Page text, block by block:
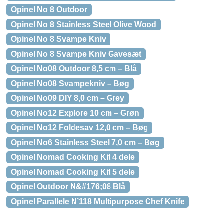
Opinel No 8 Outdoor
Opinel No 8 Stainless Steel Olive Wood
Opinel No 8 Svampe Kniv
Opinel No 8 Svampe Kniv Gavesæt
Opinel No08 Outdoor 8,5 cm – Blå
Opinel No08 Svampekniv – Bøg
Opinel No09 DIY 8,0 cm – Grey
Opinel No12 Explore 10 cm – Grøn
Opinel No12 Foldesav 12,0 cm – Bøg
Opinel No6 Stainless Steel 7,0 cm – Bøg
Opinel Nomad Cooking Kit 4 dele
Opinel Nomad Cooking Kit 5 dele
Opinel Outdoor N&#176;08 Blå
Opinel Parallele N’118 Multipurpose Chef Knife